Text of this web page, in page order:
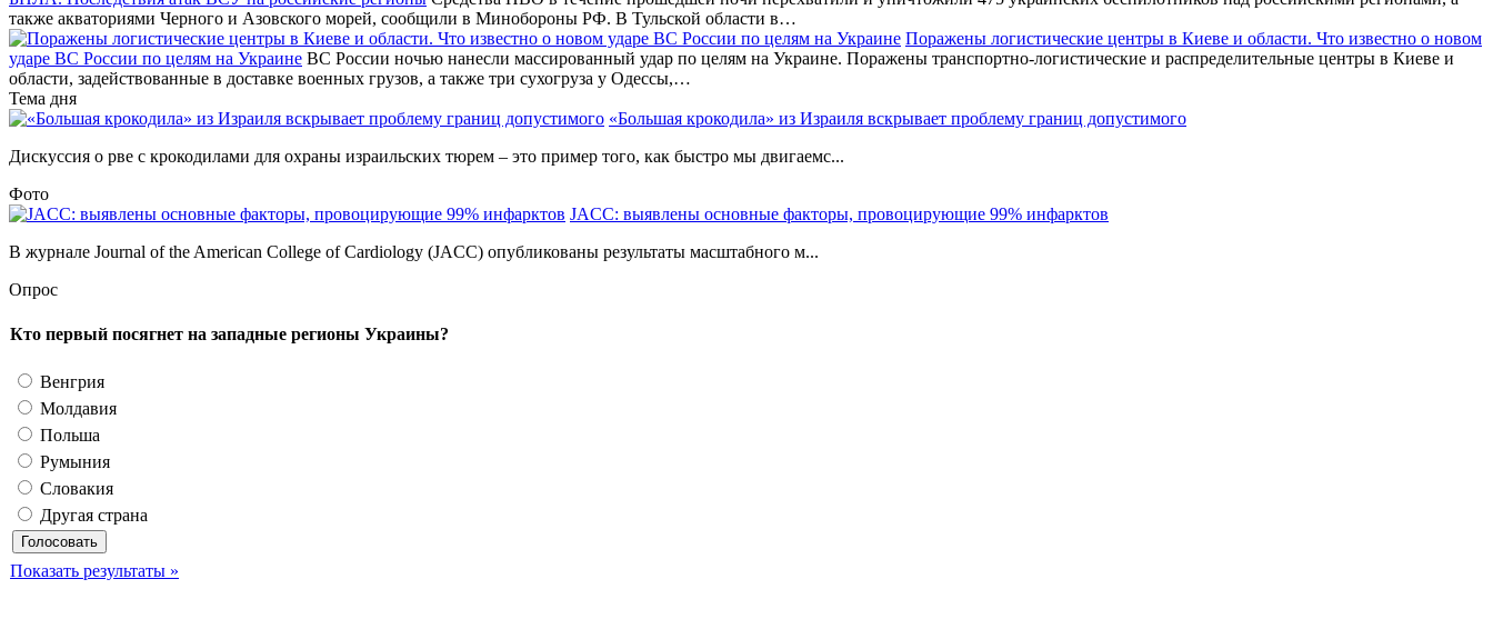
также акваториями Черного и Азовского морей, сообщили в Минобороны РФ. В Тульской области в…
Поражены логистические центры в Киеве и области. Что известно о новом
ударе ВС России по целям на Украине ВС России ночью нанесли массированный удар по целям на Украине. Поражены транспортно-логистические и распределительные центры в Киеве и
области, задействованные в доставке военных грузов, а также три сухогруза у Одессы,…
Тема дня
«Большая крокодила» из Израиля вскрывает проблему границ допустимого
Дискуссия о рве с крокодилами для охраны израильских тюрем – это пример того, как быстро мы двигаемс...
Фото
JACC: выявлены основные факторы, провоцирующие 99% инфарктов
В журнале Journal of the American College of Cardiology (JACC) опубликованы результаты масштабного м...
Опрос
Кто первый посягнет на западные регионы Украины?
Венгрия
Молдавия
Польша
Румыния
Словакия
Другая страна
Показать результаты »